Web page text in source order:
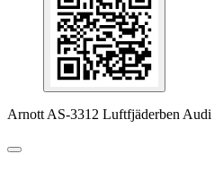
Arnott AS-3312 Luftfjäderben